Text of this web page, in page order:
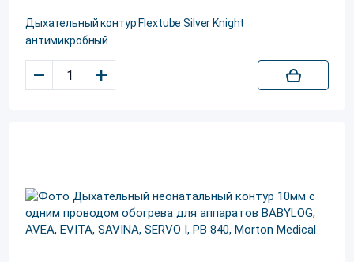
Дыхательный контур Flextube Silver Knight
антимикробный
– +